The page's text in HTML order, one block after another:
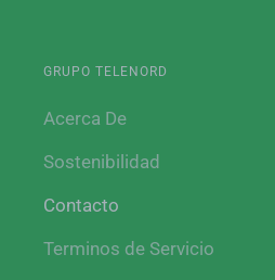
GRUPO TELENORD
Acerca De
Sostenibilidad
Contacto
Terminos de Servicio